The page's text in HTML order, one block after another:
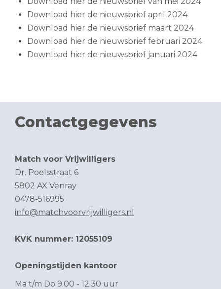
Download hier de nieuwsbrief april 2024
Download hier de nieuwsbrief maart 2024
Download hier de nieuwsbrief februari 2024
Download hier de nieuwsbrief januari 2024
Contactgegevens
Match voor Vrijwilligers
Dr. Poelsstraat 6
5802 AX Venray
0478-516995
info@matchvoorvrijwilligers.nl
KVK nummer: 12055109
Openingstijden kantoor
Ma t/m Do 9.00 - 12.30 uur